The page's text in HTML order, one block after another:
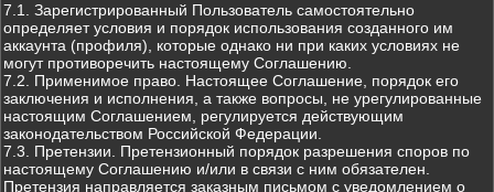
7.1. Зарегистрированный Пользователь самостоятельно
определяет условия и порядок использования созданного им
аккаунта (профиля), которые однако ни при каких условиях не
могут противоречить настоящему Соглашению.
7.2. Применимое право. Настоящее Соглашение, порядок его
заключения и исполнения, а также вопросы, не урегулированные
настоящим Соглашением, регулируется действующим
законодательством Российской Федерации.
7.3. Претензии. Претензионный порядок разрешения споров по
настоящему Соглашению и/или в связи с ним обязателен.
Претензия направляется заказным письмом с уведомлением о